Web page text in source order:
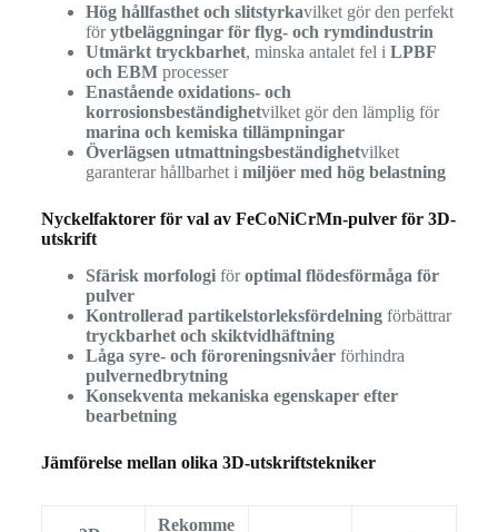
Hög hållfasthet och slitstyrkavilket gör den perfekt
förytbeläggningar för flyg- och rymdindustrin
Utmärkt tryckbarhet, minska antalet fel i LPBF
och EBMprocesser
Enastående oxidations- och
korrosionsbeständighetvilket gör den lämplig för
marina och kemiska tillämpningar
Överlägsen utmattningsbeständighetvilket
garanterar hållbarhet i miljöer med hög belastning
Nyckelfaktorer för val av FeCoNiCrMn-pulver för 3D-
utskrift
Sfärisk morfologiföroptimal flödesförmåga för
pulver
Kontrollerad partikelstorleksfördelningförbättrar
tryckbarhet och skiktvidhäftning
Låga syre- och föroreningsnivåerförhindra
pulvernedbrytning
Konsekventa mekaniska egenskaper efter
bearbetning
Jämförelse mellan olika 3D-utskriftstekniker
Rekomme